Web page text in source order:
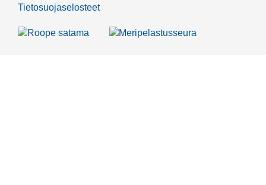
Tietosuojaselosteet